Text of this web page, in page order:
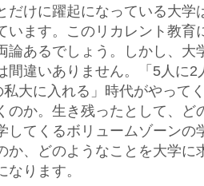
だけに躍起になっている大学
います。このリカレント教育
論あるでしょう。しかし、大
間違いありません。「5人に
私大に入れる」時代がやって
のか。生き残ったとして、ど
してくるボリュームゾーンの
か、どのようなことを大学に
ります。